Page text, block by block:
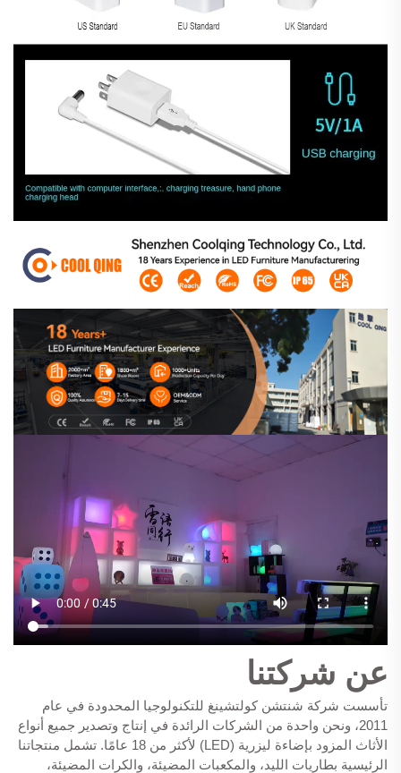
عن شركتنا
تأسست شركة شنتشن كولتشينغ للتكنولوجيا المحدودة في عام
2011، ونحن واحدة من الشركات الرائدة في إنتاج وتصدير جميع أنواع
الأثاث المزود بإضاءة ليزرية (LED) لأكثر من 18 عامًا. تشمل منتجاتنا
الرئيسية بطاريات الليد، والمكعبات المضيئة، والكرات المضيئة،